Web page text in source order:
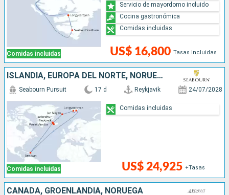
Comidas incluidas US$ 16,800 Tasas incluidas
Servicio de mayordomo incluido
Cocina gastronómica
Comidas incluidas
ISLANDIA, EUROPA DEL NORTE, NORUEGA, PUERTO RICO
Comidas incluidas
Seabourn Pursuit 17 d Reykjavik 24/07/2028
US$ 24,925 +Tasas
Comidas incluidas
CANADÁ, GROENLANDIA, NORUEGA